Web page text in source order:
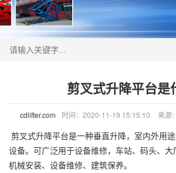
剪叉式升降平台是
cdlifter.com 时间：2020-11-19 15:15:10 来源
剪叉式升降平台是一种垂直升降，室内外用
设备。可广泛用于设备维修，车站、码头、
机械安装、设备维修、建筑保养。